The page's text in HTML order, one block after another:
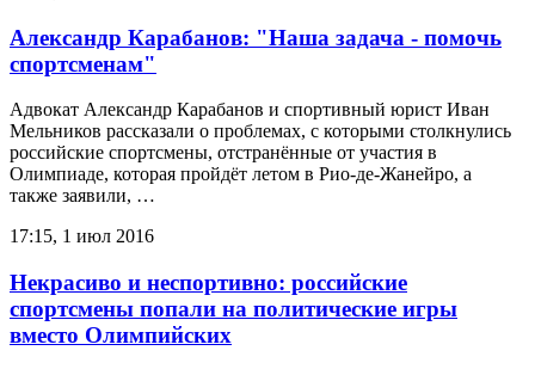
Александр Карабанов: "Наша задача - помочь
спортсменам"
Адвокат Александр Карабанов и спортивный юрист Иван
Мельников рассказали о проблемах, с которыми столкнулись
российские спортсмены, отстранённые от участия в
Олимпиаде, которая пройдёт летом в Рио-де-Жанейро, а
также заявили, …
17:15, 1 июл 2016
Некрасиво и неспортивно: российские
спортсмены попали на политические игры
вместо Олимпийских